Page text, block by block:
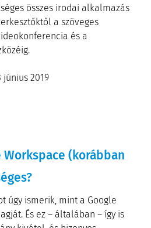
összes irodai alkalmazás
a szöveges
és a
június 2019
Workspace (korábban
úgy ismerik, mint a Google
És ez – általában – így is